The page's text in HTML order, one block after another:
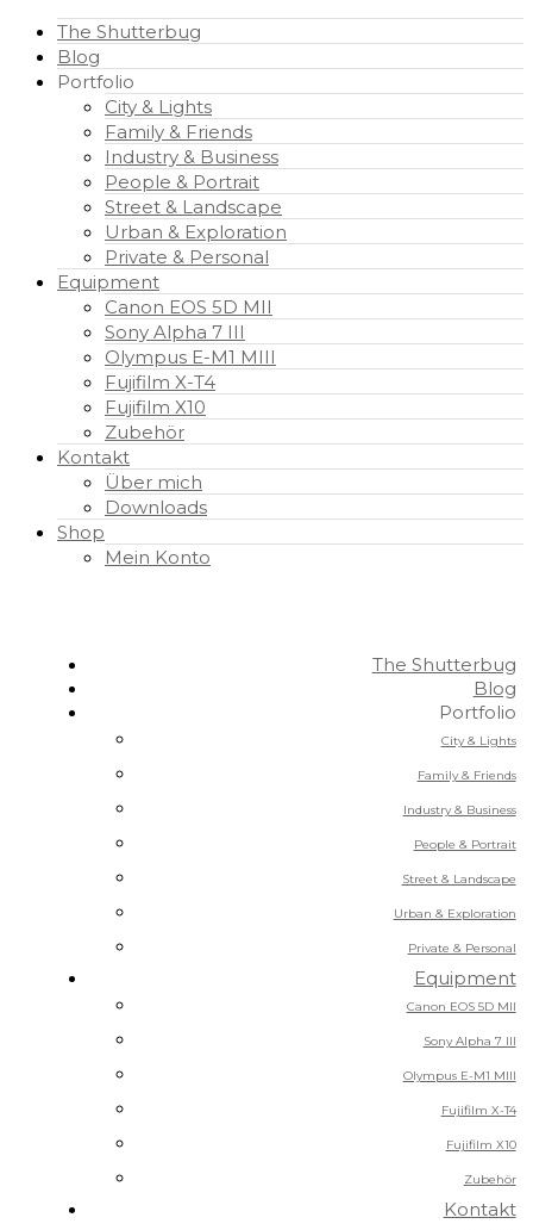
The Shutterbug
Blog
Portfolio
City & Lights
Family & Friends
Industry & Business
People & Portrait
Street & Landscape
Urban & Exploration
Private & Personal
Equipment
Canon EOS 5D MII
Sony Alpha 7 III
Olympus E-M1 MIII
Fujifilm X-T4
Fujifilm X10
Zubehör
Kontakt
Über mich
Downloads
Shop
Mein Konto
The Shutterbug
Blog
Portfolio
City & Lights
Family & Friends
Industry & Business
People & Portrait
Street & Landscape
Urban & Exploration
Private & Personal
Equipment
Canon EOS 5D MII
Sony Alpha 7 III
Olympus E-M1 MIII
Fujifilm X-T4
Fujifilm X10
Zubehör
Kontakt